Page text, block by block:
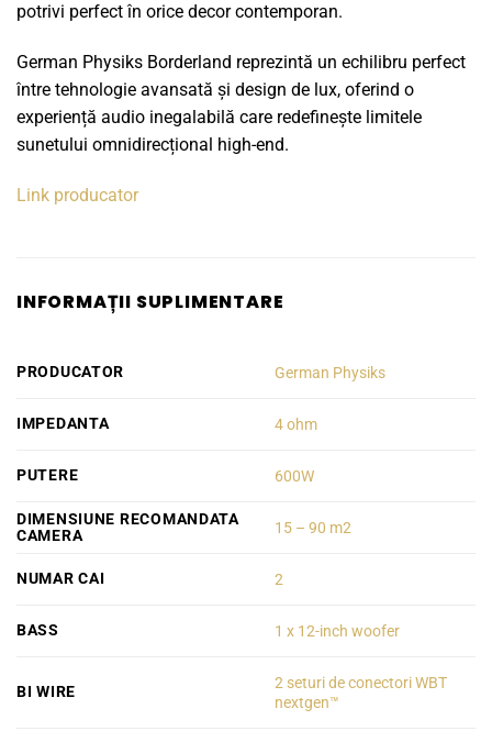
potrivi perfect în orice decor contemporan.
German Physiks Borderland reprezintă un echilibru perfect
între tehnologie avansată și design de lux, oferind o
experiență audio inegalabilă care redefinește limitele
sunetului omnidirecțional high-end.
Link producator
INFORMAȚII SUPLIMENTARE
PRODUCATOR German Physiks
IMPEDANTA 4 ohm
PUTERE 600W
DIMENSIUNE RECOMANDATA
CAMERA
15 – 90 m2
NUMAR CAI 2
BASS 1 x 12-inch woofer
BI WIRE
2 seturi de conectori WBT
nextgen™